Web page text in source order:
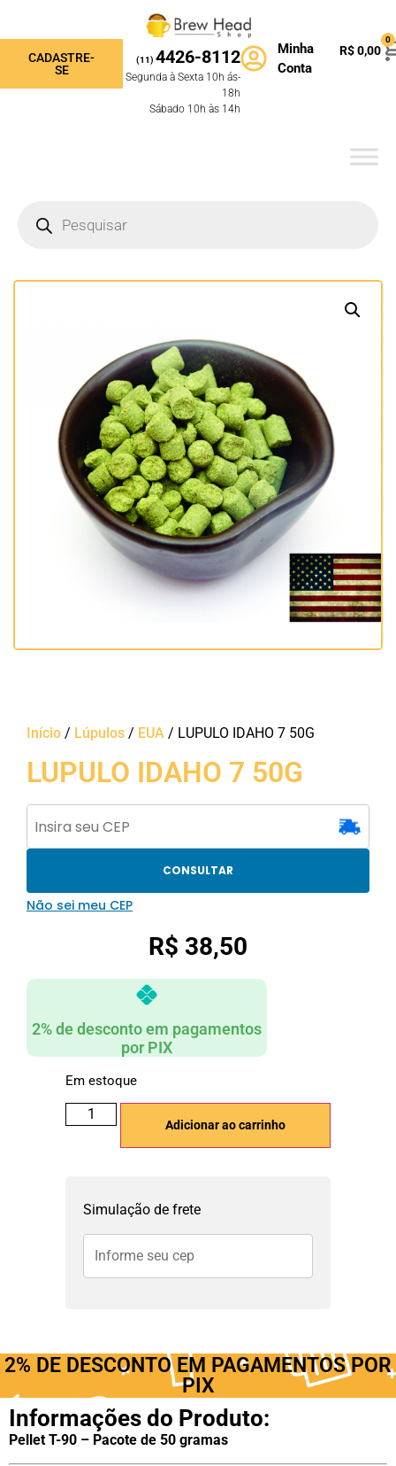
CADASTRE-
SE
(11) 4426-8112
Segunda à Sexta 10h ás-
18h
Sábado 10h às 14h
Minha
Conta
R$0,00
0
Início / Lúpulos / EUA / LUPULO IDAHO 7 50G
LUPULO IDAHO 7 50G
CONSULTAR
Não sei meu CEP
R$ 38,50
2% de desconto em pagamentos
por PIX
Em estoque
Adicionar ao carrinho
Simulação de frete
2% DE DESCONTO EM PAGAMENTOS POR
PIX
Informações do Produto:
Pellet T-90 – Pacote de 50 gramas